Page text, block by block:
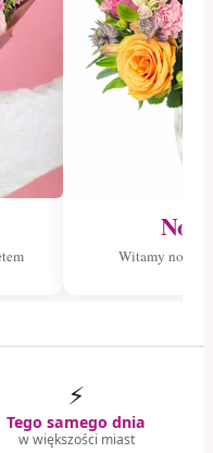
Witamy
⚡
Tego samego dnia
w większości miast